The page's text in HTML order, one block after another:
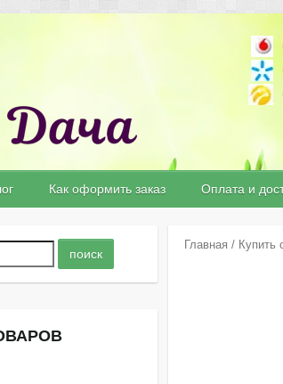
Как оформить заказ Оплата и
Главная / Купить